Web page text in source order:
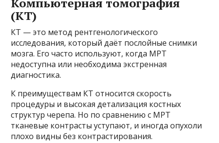
(КТ)
КТ — это метод рентгенологического
исследования, который даёт послойные снимки
мозга. Его часто используют, когда МРТ
недоступна или необходима экстренная
диагностика.
К преимуществам КТ относится скорость
процедуры и высокая детализация костных
структур черепа. Но по сравнению с МРТ
тканевые контрасты уступают, и иногда опухоли
плохо видны без контрастирования.